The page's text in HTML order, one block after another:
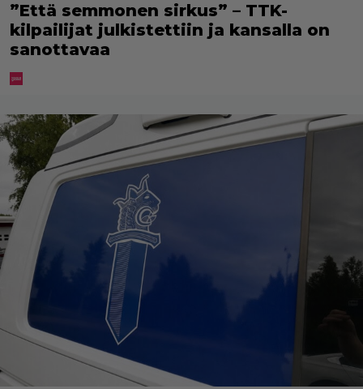
”Että semmonen sirkus” – TTK-
kilpailijat julkistettiin ja kansalla on
sanottavaa